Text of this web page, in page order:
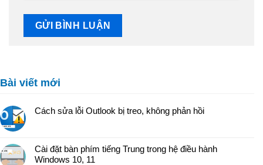
Bài viết mới
Cách sửa lỗi Outlook bị treo, không phản hồi
Cài đặt bàn phím tiếng Trung trong hệ điều hành
Windows 10, 11